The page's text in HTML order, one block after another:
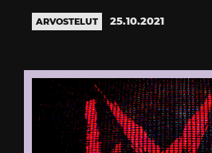
ARVOSTELUT 25.10.2021